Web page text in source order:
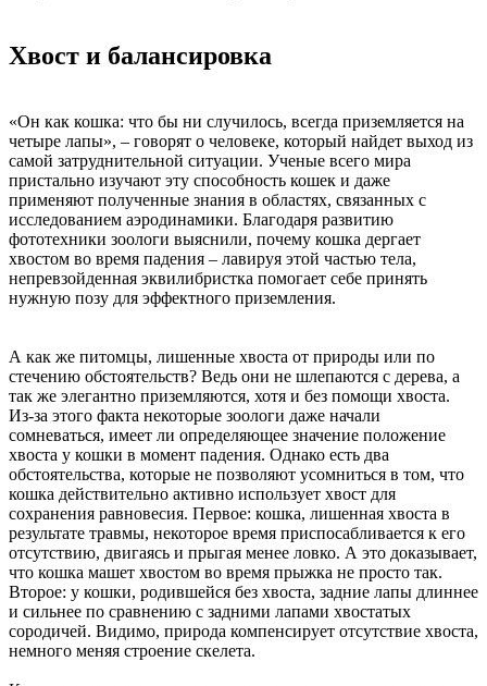
Хвост и балансировка
«Он как кошка: что бы ни случилось, всегда приземляется на
четыре лапы», – говорят о человеке, который найдет выход из
самой затруднительной ситуации. Ученые всего мира
пристально изучают эту способность кошек и даже
применяют полученные знания в областях, связанных с
исследованием аэродинамики. Благодаря развитию
фототехники зоологи выяснили, почему кошка дергает
хвостом во время падения – лавируя этой частью тела,
непревзойденная эквилибристка помогает себе принять
нужную позу для эффектного приземления.
А как же питомцы, лишенные хвоста от природы или по
стечению обстоятельств? Ведь они не шлепаются с дерева, а
так же элегантно приземляются, хотя и без помощи хвоста.
Из-за этого факта некоторые зоологи даже начали
сомневаться, имеет ли определяющее значение положение
хвоста у кошки в момент падения. Однако есть два
обстоятельства, которые не позволяют усомниться в том, что
кошка действительно активно использует хвост для
сохранения равновесия. Первое: кошка, лишенная хвоста в
результате травмы, некоторое время приспосабливается к его
отсутствию, двигаясь и прыгая менее ловко. А это доказывает,
что кошка машет хвостом во время прыжка не просто так.
Второе: у кошки, родившейся без хвоста, задние лапы длиннее
и сильнее по сравнению с задними лапами хвостатых
сородичей. Видимо, природа компенсирует отсутствие хвоста,
немного меняя строение скелета.